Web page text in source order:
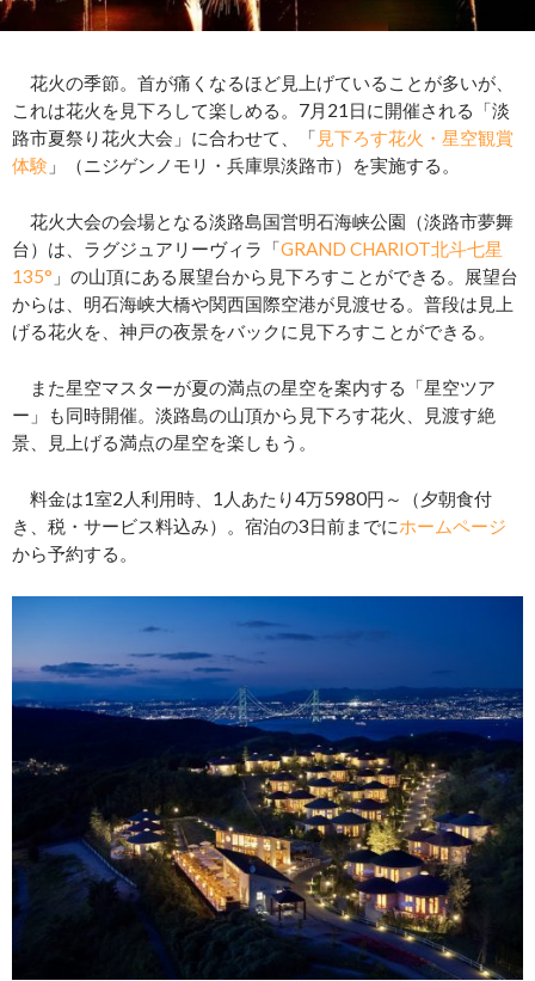
花火の季節。首が痛くなるほど見上げていることが多いが、
これは花火を見下ろして楽しめる。7月21日に開催される「淡
路市夏祭り花火大会」に合わせて、「 見下ろす花火・星空観賞
体験 」（ニジゲンノモリ・兵庫県淡路市）を実施する。
花火大会の会場となる淡路島国営明石海峡公園（淡路市夢舞
台）は、ラグジュアリーヴィラ「GRAND CHARIOT北斗七星
135° 」の山頂にある展望台から見下ろすことができる。展望台
からは、明石海峡大橋や関西国際空港が見渡せる。普段は見上
げる花火を、神戸の夜景をバックに見下ろすことができる。
また星空マスターが夏の満点の星空を案内する「星空ツア
ー」も同時開催。淡路島の山頂から見下ろす花火、見渡す絶
景、見上げる満点の星空を楽しもう。
料金は1室2人利用時、1人あたり4万5980円～（夕朝食付
き、税・サービス料込み）。宿泊の3日前までにホームページ
から予約する。